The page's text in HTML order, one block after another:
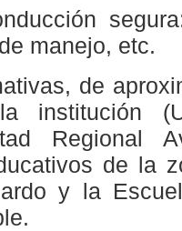
manejo, etc.
de
institución
Regional
de la
y la